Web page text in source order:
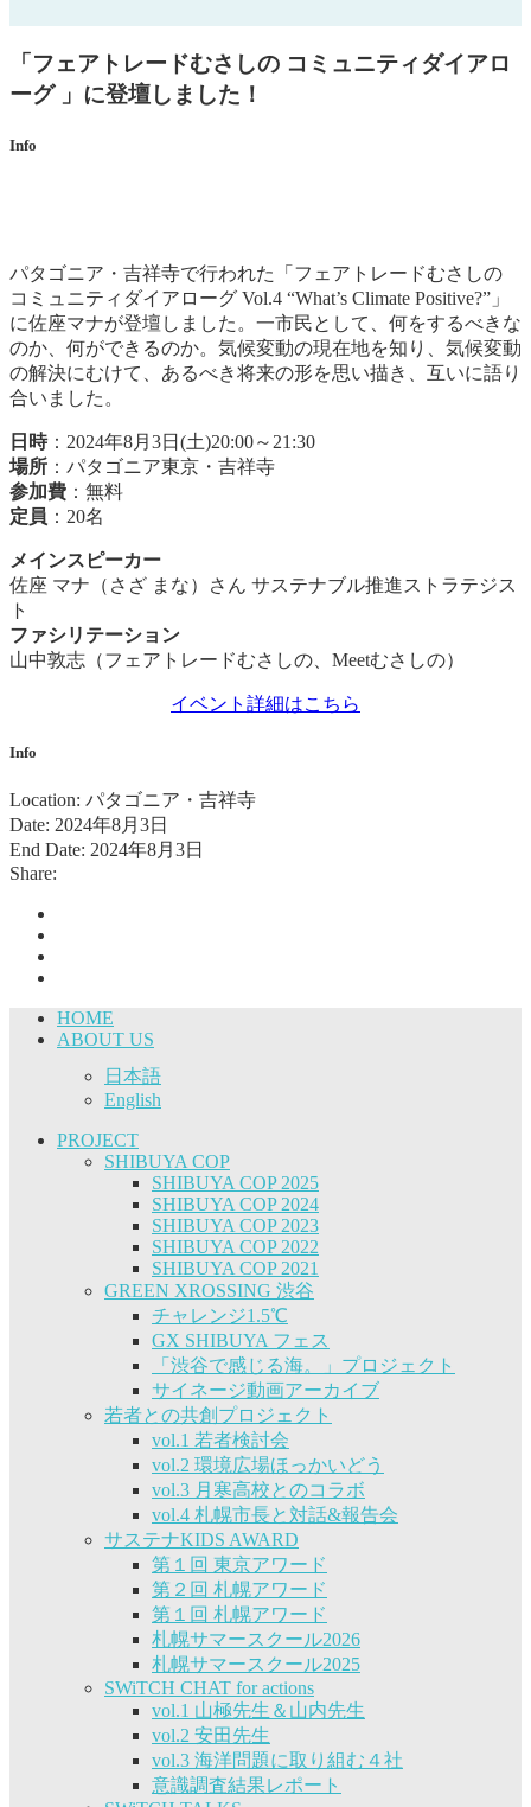
「フェアトレードむさしの コミュニティダイアロ
ーグ 」に登壇しました！
Info
パタゴニア・吉祥寺で行われた「フェアトレードむさしの
コミュニティダイアローグ Vol.4 “What’s Climate Positive?”」
に佐座マナが登壇しました。一市民として、何をするべきな
のか、何ができるのか。気候変動の現在地を知り、気候変動
の解決にむけて、あるべき将来の形を思い描き、互いに語り
合いました。
日時：2024年8月3日(土)20:00～21:30
場所 ：パタゴニア東京・吉祥寺
参加費 ：無料
定員 ：20名
メインスピーカー
佐座 マナ（さざ まな）さん サステナブル推進ストラテジス
ト
ファシリテーション
山中敦志（フェアトレードむさしの、Meetむさしの）
イベント詳細はこちら
Info
Location: パタゴニア・吉祥寺
Date: 2024年8月3日
End Date: 2024年8月3日
Share:
HOME
ABOUT US
日本語
English
PROJECT
SHIBUYA COP
SHIBUYA COP 2025
SHIBUYA COP 2024
SHIBUYA COP 2023
SHIBUYA COP 2022
SHIBUYA COP 2021
GREEN XROSSING 渋谷
チャレンジ1.5℃
GX SHIBUYA フェス
「渋谷で感じる海。」プロジェクト
サイネージ動画アーカイブ
若者との共創プロジェクト
vol.1 若者検討会
vol.2 環境広場ほっかいどう
vol.3 月寒高校とのコラボ
vol.4 札幌市長と対話&報告会
サステナKIDS AWARD
第１回 東京アワード
第２回 札幌アワード
第１回 札幌アワード
札幌サマースクール2026
札幌サマースクール2025
SWiTCH CHAT for actions
vol.1 山極先生＆山内先生
vol.2 安田先生
vol.3 海洋問題に取り組む４社
意識調査結果レポート